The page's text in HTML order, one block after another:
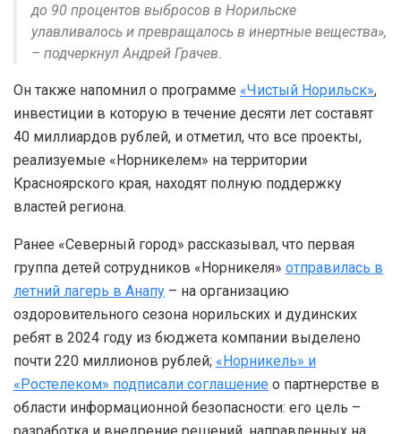
до 90 процентов выбросов в Норильске
улавливалось и превращалось в инертные вещества»,
– подчеркнул Андрей Грачев.
Он также напомнил о программе «Чистый Норильск»,
инвестиции в которую в течение десяти лет составят
40 миллиардов рублей, и отметил, что все проекты,
реализуемые «Норникелем» на территории
Красноярского края, находят полную поддержку
властей региона.
Ранее «Северный город» рассказывал, что первая
группа детей сотрудников «Норникеля» отправилась в
летний лагерь в Анапу – на организацию
оздоровительного сезона норильских и дудинских
ребят в 2024 году из бюджета компании выделено
почти 220 миллионов рублей; «Норникель» и
«Ростелеком» подписали соглашение о партнерстве в
области информационной безопасности: его цель –
разработка и внедрение решений, направленных на